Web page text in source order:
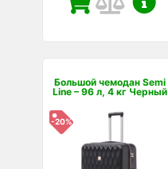
Большой чемодан Semi
Line – 96 л, 4 кг Черный
-20%